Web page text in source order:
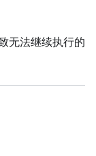
无法继续执行的